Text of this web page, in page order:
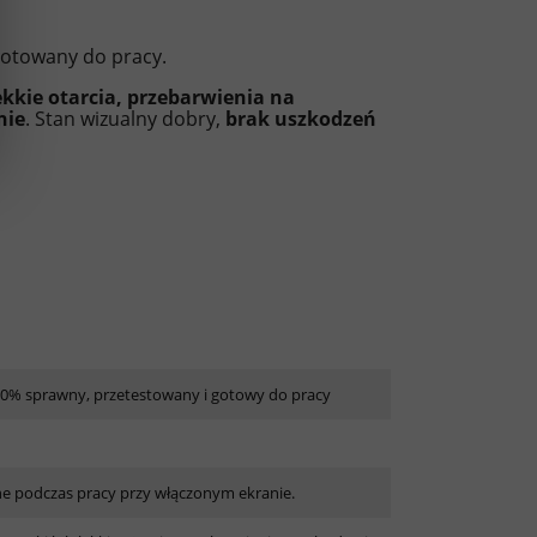
do pracy.
otarcia, przebarwienia na
. Stan wizualny dobry, brak uszkodzeń
sprawny, przetestowany i gotowy do pracy
podczas pracy przy włączonym ekranie.